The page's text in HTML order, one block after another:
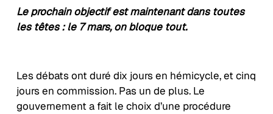
Le prochain objectif est maintenant dans toutes
les têtes : le 7 mars, on bloque tout.
Les débats ont duré dix jours en hémicycle, et cinq
jours en commission. Pas un de plus. Le
gouvernement a fait le choix d’une procédure